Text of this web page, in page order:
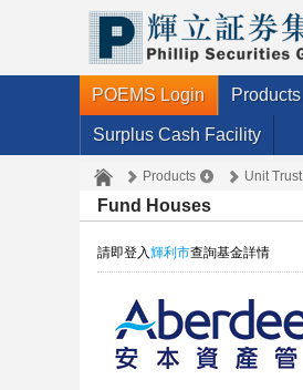
POEMS Login Products
Surplus Cash Facility
Products Unit Trust
Fund Houses
請即登入輝利市查詢基金詳情